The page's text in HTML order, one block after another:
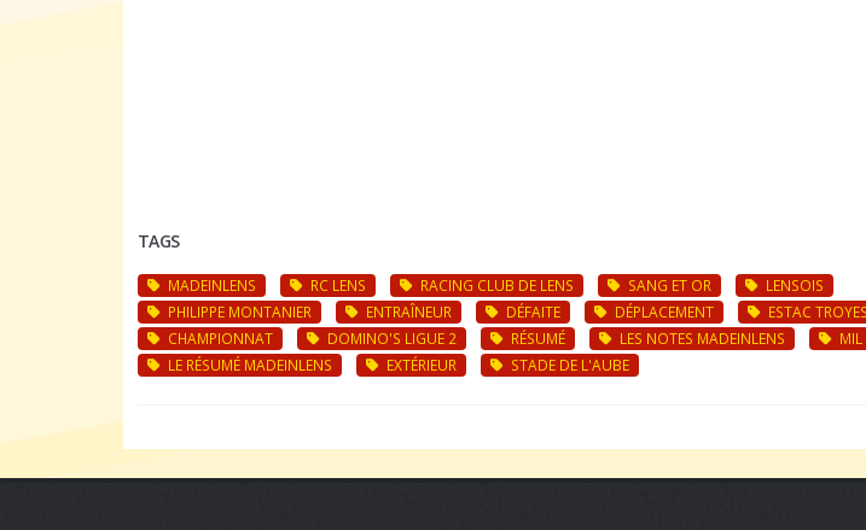
TAGS
MADEINLENS RC LENS RACING CLUB DE LENS SANG ET OR
LENSOIS
PHILIPPE MONTANIER
ENTRAÎNEUR DÉFAITE DÉPLACEMENT
ESTAC TROYES
CHAMPIONNAT
DOMINO'S LIGUE 2 RÉSUMÉ LES NOTES MADEINLENS
LE RÉSUMÉ MADEINLENS
EXTÉRIEUR STADE DE L'AUBE